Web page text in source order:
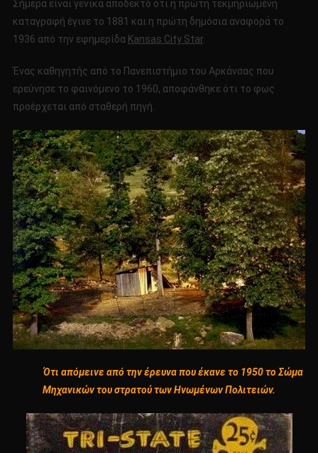
Σήμερα είναι γενικά αποδεκτό ότι η πρώτη τεκμηριωμένη
καταγραφή έγινε το 1881 και η πρώτη δημόσια αναφορά το
1936 από την εφημερίδα Kansas City Star.
Ένας καθηγητής από το Πανεπιστήμιο του Αρκάνσας που
ερεύνησε το φαινόμενο το 1960, αποφάνθηκε ότι το φως
προέρχεται από σταθερή πηγή.
Ότι απόμεινε από την έρευνα που έκανε το 1950 το Σώμα
Μηχανικών του στρατού των Ηνωμένων Πολιτειών.